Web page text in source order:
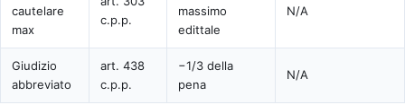
cautelare
max
c.p.p.
massimo
edittale
N/A
Giudizio
abbreviato
art. 438
c.p.p.
−1/3 della
pena
N/A